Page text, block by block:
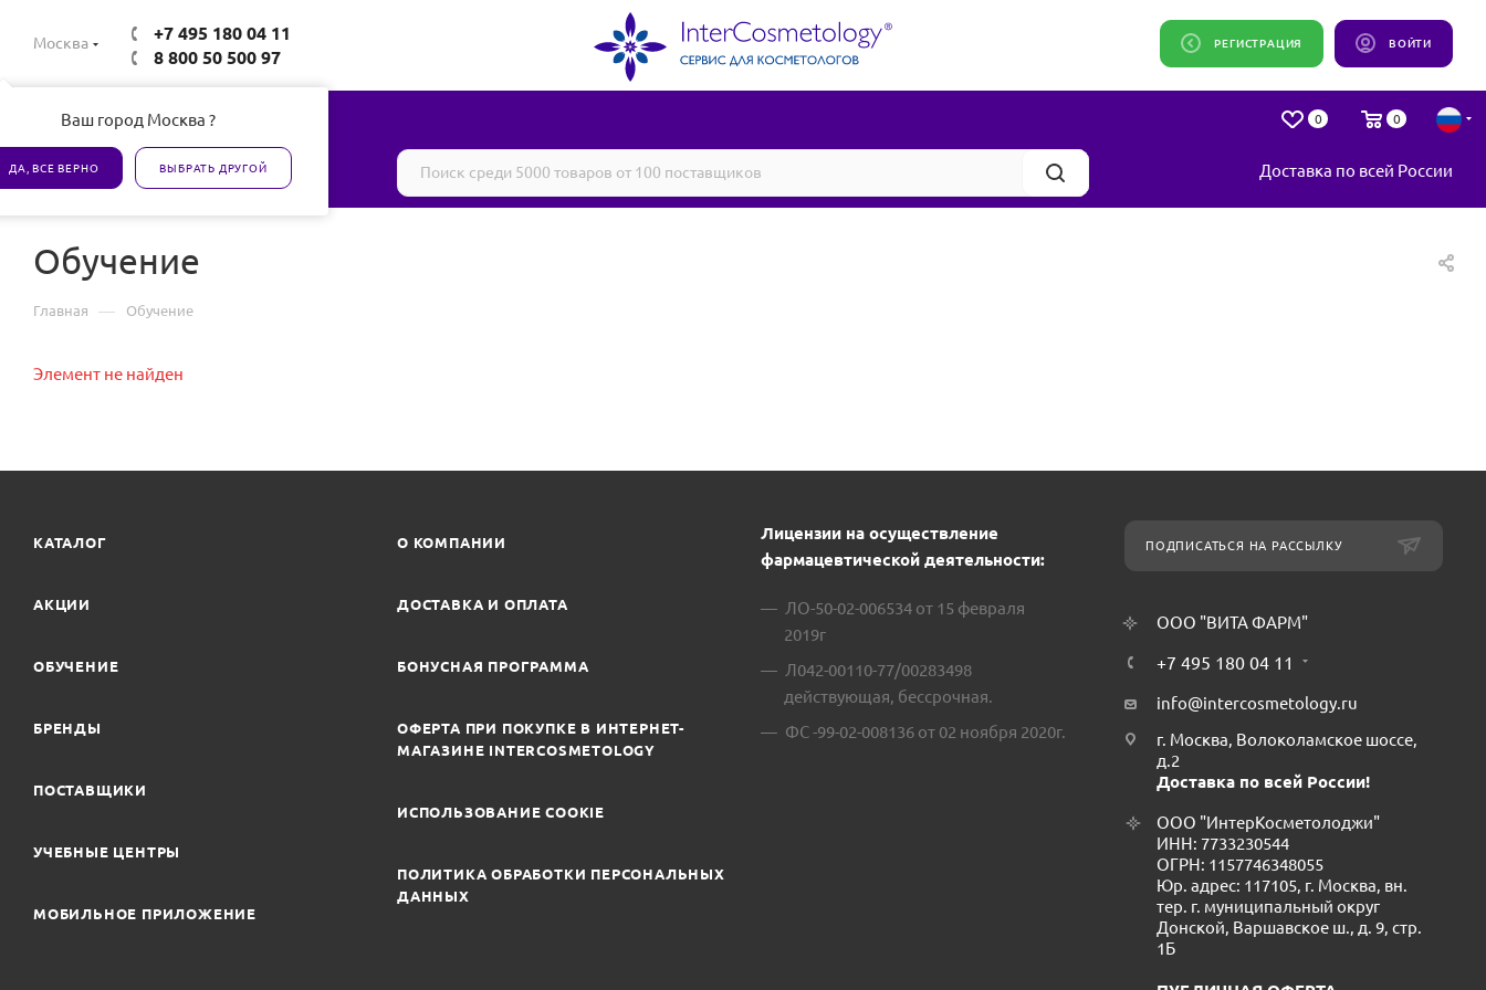
Москва
Ваш город Москва ?
ДА, ВСЕ ВЕРНО ВЫБРАТЬ ДРУГОЙ
+7 495 180 04 11
8 800 50 500 97
ВОЙТИ
РЕГИСТРАЦИЯ
0 0
Все товары сертифицированы Доставка по всей России
Обучение
Главная — Обучение
Элемент не найден
КАТАЛОГ
АКЦИИ
ОБУЧЕНИЕ
БРЕНДЫ
ПОСТАВЩИКИ
УЧЕБНЫЕ ЦЕНТРЫ
МОБИЛЬНОЕ ПРИЛОЖЕНИЕ
О КОМПАНИИ
ДОСТАВКА И ОПЛАТА
БОНУСНАЯ ПРОГРАММА
ОФЕРТА ПРИ ПОКУПКЕ В ИНТЕРНЕТ-
МАГАЗИНЕ INTERCOSMETOLOGY
ИСПОЛЬЗОВАНИЕ COOKIE
ПОЛИТИКА ОБРАБОТКИ ПЕРСОНАЛЬНЫХ
ДАННЫХ
Лицензии на осуществление
фармацевтической деятельности:
ЛО-50-02-006534 от 15 февраля
2019г
Л042-00110-77/00283498
действующая, бессрочная.
ФС -99-02-008136 от 02 ноября 2020г.
ПОДПИСАТЬСЯ НА РАССЫЛКУ
ООО "ВИТА ФАРМ"
+7 495 180 04 11
info@intercosmetology.ru
г. Москва, Волоколамское шоссе,
д.2
Доставка по всей России!
ООО "ИнтерКосметолоджи"
ИНН: 7733230544
ОГРН: 1157746348055
Юр. адрес: 117105, г. Москва, вн.
тер. г. муниципальный округ
Донской, Варшавское ш., д. 9, стр.
1Б